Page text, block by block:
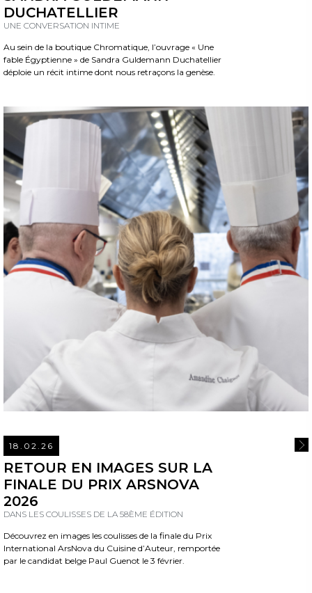
DUCHATELLIER
UNE CONVERSATION INTIME
Au sein de la boutique Chromatique, l’ouvrage « Une
fable Égyptienne » de Sandra Guldemann Duchatellier
déploie un récit intime dont nous retraçons la genèse.
18.02.26
RETOUR EN IMAGES SUR LA
FINALE DU PRIX ARSNOVA
2026
DANS LES COULISSES DE LA 58ÈME ÉDITION
Découvrez en images les coulisses de la finale du Prix
International ArsNova du Cuisine d’Auteur, remportée
par le candidat belge Paul Guenot le 3 février.